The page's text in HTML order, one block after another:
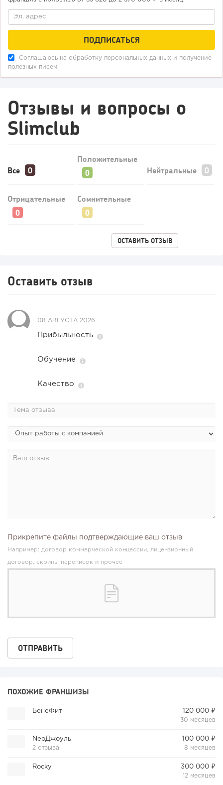
Соглашаюсь на обработку персональных данных и получение
полезных писем.
Отзывы и вопросы о
Slimclub
Все
Положительные
Нейтральные
Отрицательные Сомнительные
ОСТАВИТЬ ОТЗЫВ
Оставить отзыв
08 АВГУСТА 2026
Прибыльность
Обучение
Качество
Прикрепите файлы подтверждающие ваш отзыв
Например: договор коммерческой концессии, лицензионный
договор, скрины переписок и прочее
ПОХОЖИЕ ФРАНШИЗЫ
БенеФит
120 000 ₽
30 месяцев
NeoДжоуль
2 отзыва
100 000 ₽
8 месяцев
Rocky
300 000 ₽
12 месяцев